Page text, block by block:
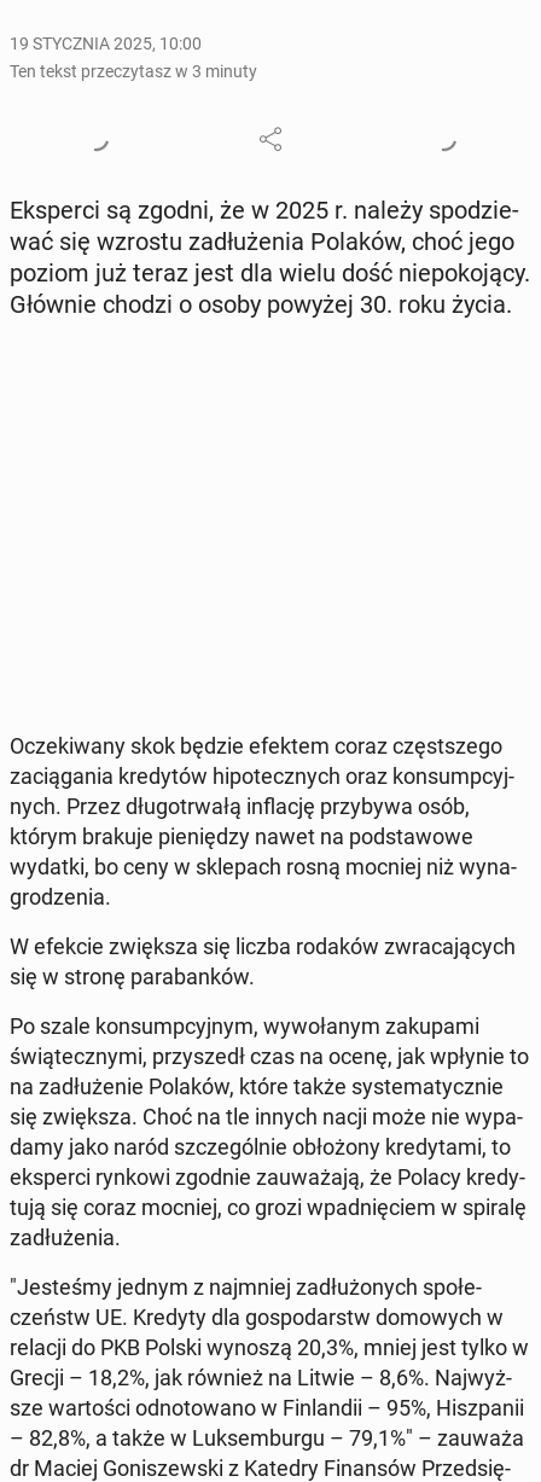
19 STYCZNIA 2025, 10:00
Ten tekst przeczytasz w 3 minuty
Eks­per­ci są zgodni, że w 2025 r. należy spo­dzie­
wać się wzrostu za­dłu­że­nia Polaków, choć jego
poziom już teraz jest dla wielu dość nie­po­ko­ją­cy.
Głównie chodzi o osoby powyżej 30. roku życia.
Ocze­ki­wa­ny skok będzie efektem coraz częst­sze­go
za­cią­ga­nia kre­dy­tów hi­po­tecz­nych oraz kon­sump­cyj­
nych. Przez dłu­go­trwa­łą in­fla­cję przy­by­wa osób,
którym brakuje pie­nię­dzy nawet na pod­sta­wo­we
wydatki, bo ceny w skle­pach rosną mocniej niż wy­na­
gro­dze­nia.
W efekcie zwięk­sza się liczba rodaków zwra­ca­ją­cych
się w stronę pa­ra­ban­ków.
Po szale kon­sump­cyj­nym, wy­wo­ła­nym za­ku­pa­mi
świą­tecz­ny­mi, przy­szedł czas na ocenę, jak wpłynie to
na za­dłu­że­nie Polaków, które także sys­te­ma­tycz­nie
się zwięk­sza. Choć na tle innych nacji może nie wy­pa­
da­my jako naród szcze­gól­nie ob­ło­żo­ny kre­dy­ta­mi, to
eks­per­ci rynkowi zgodnie za­uwa­ża­ją, że Polacy kre­dy­
tu­ją się coraz mocniej, co grozi wpad­nię­ciem w spiralę
za­dłu­że­nia.
"Je­ste­śmy jednym z naj­mniej za­dłu­żo­nych spo­łe­
czeństw UE. Kredyty dla go­spo­darstw do­mo­wych w
relacji do PKB Polski wynoszą 20,3%, mniej jest tylko w
Grecji – 18,2%, jak również na Litwie – 8,6%. Naj­wyż­
sze war­to­ści od­no­to­wa­no w Fin­lan­dii – 95%, Hisz­pa­nii
– 82,8%, a także w Luk­sem­bur­gu – 79,1%" – zauważa
dr Maciej Go­ni­szew­ski z Katedry Fi­nan­sów Przed­się­